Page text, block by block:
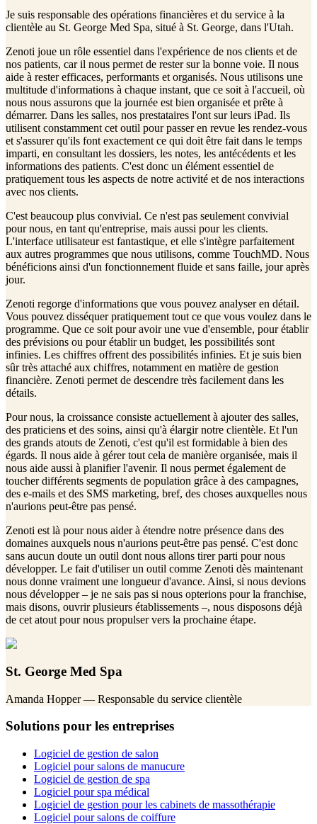
Je suis responsable des opérations financières et du service à la
clientèle au St. George Med Spa, situé à St. George, dans l'Utah.
Zenoti joue un rôle essentiel dans l'expérience de nos clients et de
nos patients, car il nous permet de rester sur la bonne voie. Il nous
aide à rester efficaces, performants et organisés. Nous utilisons une
multitude d'informations à chaque instant, que ce soit à l'accueil, où
nous nous assurons que la journée est bien organisée et prête à
démarrer. Dans les salles, nos prestataires l'ont sur leurs iPad. Ils
utilisent constamment cet outil pour passer en revue les rendez-vous
et s'assurer qu'ils font exactement ce qui doit être fait dans le temps
imparti, en consultant les dossiers, les notes, les antécédents et les
informations des patients. C'est donc un élément essentiel de
pratiquement tous les aspects de notre activité et de nos interactions
avec nos clients.
C'est beaucoup plus convivial. Ce n'est pas seulement convivial
pour nous, en tant qu'entreprise, mais aussi pour les clients.
L'interface utilisateur est fantastique, et elle s'intègre parfaitement
aux autres programmes que nous utilisons, comme TouchMD. Nous
bénéficions ainsi d'un fonctionnement fluide et sans faille, jour après
jour.
Zenoti regorge d'informations que vous pouvez analyser en détail.
Vous pouvez disséquer pratiquement tout ce que vous voulez dans le
programme. Que ce soit pour avoir une vue d'ensemble, pour établir
des prévisions ou pour établir un budget, les possibilités sont
infinies. Les chiffres offrent des possibilités infinies. Et je suis bien
sûr très attaché aux chiffres, notamment en matière de gestion
financière. Zenoti permet de descendre très facilement dans les
détails.
Pour nous, la croissance consiste actuellement à ajouter des salles,
des praticiens et des soins, ainsi qu'à élargir notre clientèle. Et l'un
des grands atouts de Zenoti, c'est qu'il est formidable à bien des
égards. Il nous aide à gérer tout cela de manière organisée, mais il
nous aide aussi à planifier l'avenir. Il nous permet également de
toucher différents segments de population grâce à des campagnes,
des e-mails et des SMS marketing, bref, des choses auxquelles nous
n'aurions peut-être pas pensé.
Zenoti est là pour nous aider à étendre notre présence dans des
domaines auxquels nous n'aurions peut-être pas pensé. C'est donc
sans aucun doute un outil dont nous allons tirer parti pour nous
développer. Le fait d'utiliser un outil comme Zenoti dès maintenant
nous donne vraiment une longueur d'avance. Ainsi, si nous devions
nous développer – je ne sais pas si nous opterions pour la franchise,
mais disons, ouvrir plusieurs établissements –, nous disposons déjà
de cet atout pour nous propulser vers la prochaine étape.
St. George Med Spa
Amanda Hopper— Responsable du service clientèle
Solutions pour les entreprises
Logiciel de gestion de salon
Logiciel pour salons de manucure
Logiciel de gestion de spa
Logiciel pour spa médical
Logiciel de gestion pour les cabinets de massothérapie
Logiciel pour salons de coiffure